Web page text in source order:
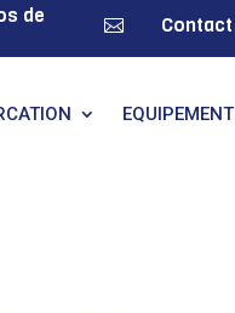
de  Contact
EQUIPEMENT